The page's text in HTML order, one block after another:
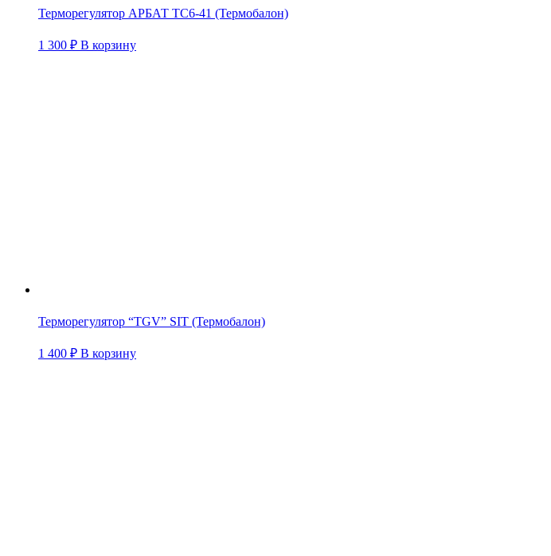
Терморегулятор АРБАТ ТС6-41 (Термобалон)
1 300 ₽ В корзину
Терморегулятор “TGV” SIT (Термобалон)
1 400 ₽ В корзину